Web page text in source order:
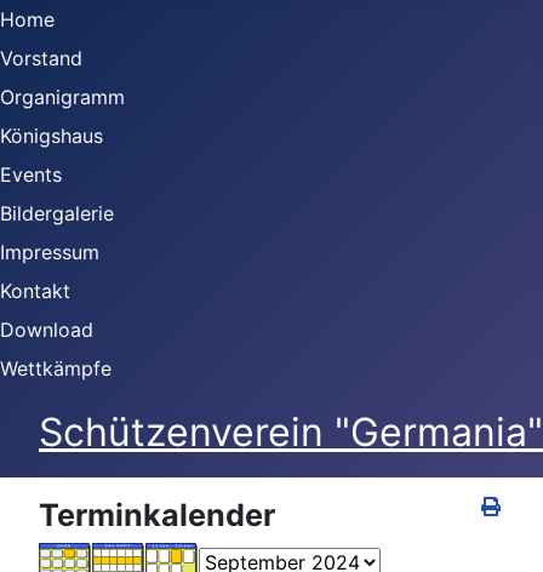
Home
Vorstand
Organigramm
Königshaus
Events
Bildergalerie
Impressum
Kontakt
Download
Wettkämpfe
Schützenverein
Terminkalender